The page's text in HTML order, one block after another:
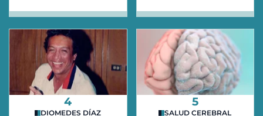
4
DIOMEDES DÍAZ
5
SALUD CEREBRAL